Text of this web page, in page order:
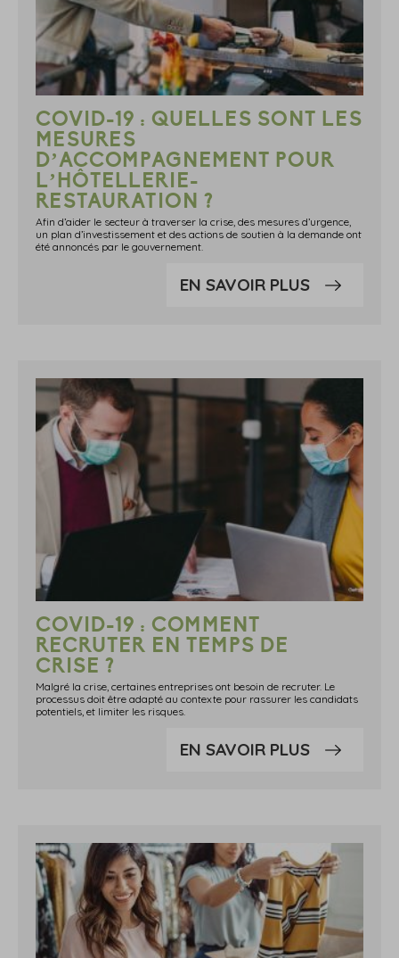
COVID-19 : QUELLES SONT LES
MESURES
D’ACCOMPAGNEMENT POUR
L’HÔTELLERIE-
RESTAURATION ?
Afin d’aider le secteur à traverser la crise, des mesures d’urgence,
un plan d’investissement et des actions de soutien à la demande ont
été annoncés par le gouvernement.
EN SAVOIR PLUS
COVID-19 : COMMENT
RECRUTER EN TEMPS DE
CRISE ?
Malgré la crise, certaines entreprises ont besoin de recruter. Le
processus doit être adapté au contexte pour rassurer les candidats
potentiels, et limiter les risques.
EN SAVOIR PLUS